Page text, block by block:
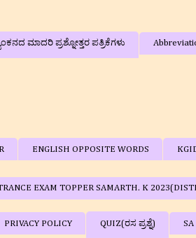
ಮಾದರಿ ಪ್ರಶ್ನೋತ್ತರ ಪತ್ರಿಕೆಗಳು
ENGLISH OPPOSITE WORDS
EXAM TOPPER SAMARTH. K
PRIVACY POLICY QUIZ(ರಸ ಪ್ರಶ್ನೆ)